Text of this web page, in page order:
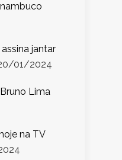
jantar
01/2024
Lima
na TV